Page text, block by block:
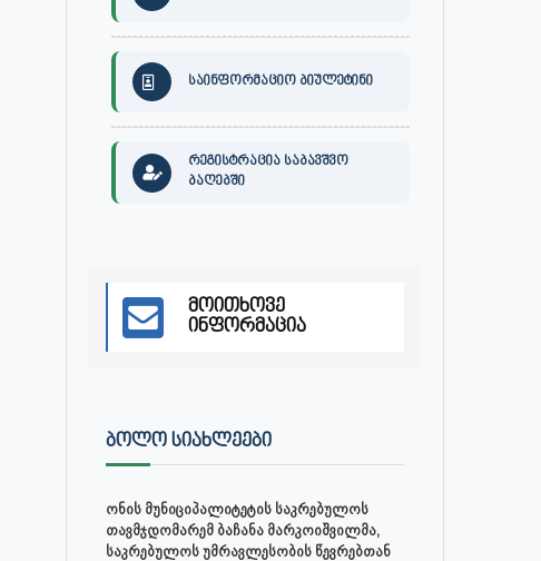
ქართული ხალხური სიმღერის
საღამო ონში
ქალაქ ონში, გიგა
საინფორმაციო ბიულეტინი
რეგისტრაცია საბავშვო
ბაღებში
მოითხოვე
ინფორმაცია
ᲑᲝᲚᲝ ᲡᲘᲐᲮᲚᲔᲔᲑᲘ
ონის მუნიციპალიტეტის საკრებულოს
თავმჯდომარემ ბაჩანა მარკოიშვილმა,
საკრებულოს უმრავლესობის წევრებთან